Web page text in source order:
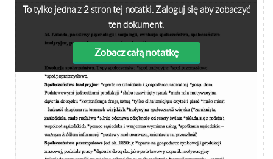
To tylko jedna z 2 stron tej notatki. Zaloguj się aby zobaczyć
ten dokument.
Zobacz całą notatkę